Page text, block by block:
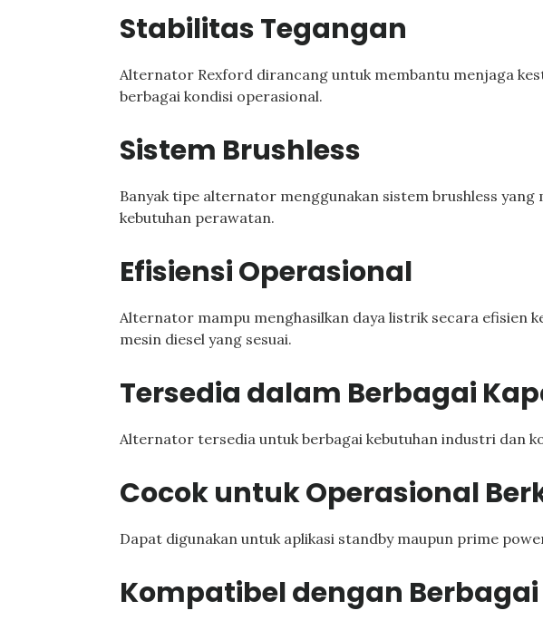
Stabilitas Tegangan
Alternator Rexford dirancang untuk membantu menjaga
berbagai kondisi operasional.
Sistem Brushless
Banyak tipe alternator menggunakan sistem brushless
kebutuhan perawatan.
Efisiensi Operasional
Alternator mampu menghasilkan daya listrik secara efisien
mesin diesel yang sesuai.
Tersedia dalam Berbagai
Alternator tersedia untuk berbagai kebutuhan industri dan
Cocok untuk Operasional
Dapat digunakan untuk aplikasi standby maupun prime
Kompatibel dengan Berbagai